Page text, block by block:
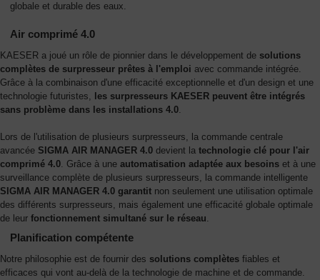
globale et durable des eaux.
Air comprimé 4.0
KAESER a joué un rôle de pionnier dans le développement de solutions
complètes de surpresseur prêtes à l'emploi avec commande intégrée.
Grâce à la combinaison d'une efficacité exceptionnelle et d'un design et une
technologie futuristes, les surpresseurs KAESER peuvent être intégrés
sans problème dans les installations 4.0.
Lors de l'utilisation de plusieurs surpresseurs, la commande centrale
avancée SIGMA AIR MANAGER 4.0 devient la technologie clé pour l'air
comprimé 4.0. Grâce à une automatisation adaptée aux besoins et à une
surveillance complète de plusieurs surpresseurs, la commande intelligente
SIGMA AIR MANAGER 4.0 garantit non seulement une utilisation optimale
des différents surpresseurs, mais également une efficacité globale optimale
de leur fonctionnement simultané sur le réseau.
Planification compétente
Notre philosophie est de fournir des solutions complètes fiables et
efficaces qui vont au-delà de la technologie de machine et de commande.